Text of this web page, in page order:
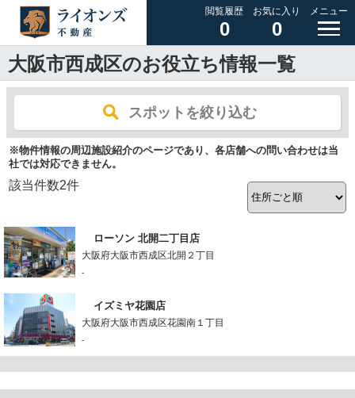
閲覧履歴
0
お気に入り
0
メニュー
大阪市西成区のお役立ち情報一覧
スポットを絞り込む
※物件情報の周辺施設紹介のページであり、各店舗への問い合わせは当
社では対応できません。
該当件数2件
ローソン 北開二丁目店
大阪府大阪市西成区北開２丁目
-
イズミヤ花園店
大阪府大阪市西成区花園南１丁目
-